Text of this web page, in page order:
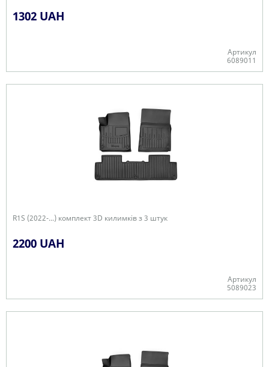
1302 UAH
Артикул
6089011
R1S (2022-...) комплект 3D килимків з 3 штук
2200 UAH
Артикул
5089023